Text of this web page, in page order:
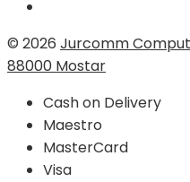
© 2026 Jurcomm
88000 Mostar
Cash on Delivery
Maestro
MasterCard
Visa